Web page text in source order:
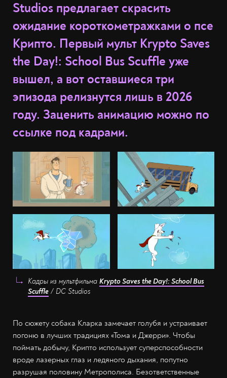
Studios предлагает скрасить
ожидание короткометражками о псе
Крипто. Первый мульт Krypto Saves
the Day!: School Bus Scuffle уже
вышел, а вот оставшиеся три
эпизода релизнутся лишь в 2026
году. Заценить анимацию можно по
ссылке под кадрами.
Кадры из мультфильма Krypto Saves the Day!: School Bus
Scuffle / DC Studios
По сюжету собака Кларка замечает голубя и устраивает
погоню в лучших традициях «Тома и Джерри». Чтобы
поймать добычу, Крипто использует суперспособности
вроде лазерных глаз и ледяного дыхания, попутно
разрушая половину Метрополиса. Безответственные